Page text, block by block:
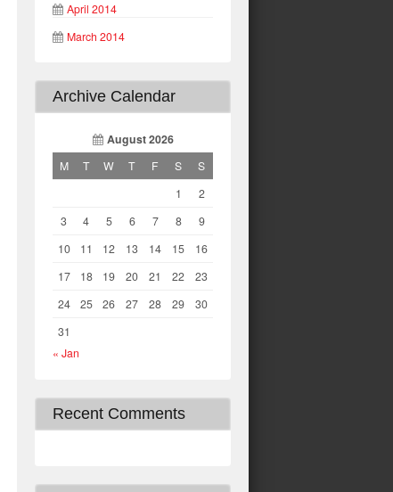
April 2014
March 2014
Archive Calendar
August 2026
M
T W T F S
S
1
2
3
4 5 6 7 8
9
10
11 12 13 14 15
16
17
18 19 20 21 22
23
24
25 26 27 28 29
30
31
« Jan
Recent Comments